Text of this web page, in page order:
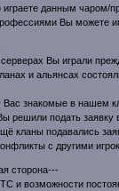
играете данным
Вы можете
Вы играли
и альянсах
Вас знакомые в нашем
решили подать заявку
кланы подавались
с другими
сторона---
и возможности